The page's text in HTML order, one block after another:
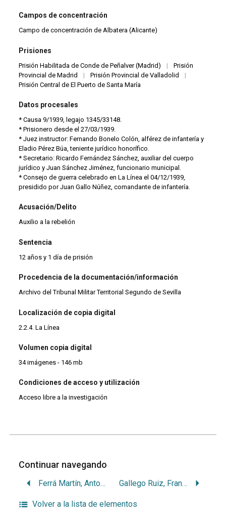
Campos de concentración
Campo de concentración de Albatera (Alicante)
Prisiones
Prisión Habilitada de Conde de Peñalver (Madrid) |
Prisión
Provincial de Madrid
| Prisión Provincial de Valladolid
|
Prisión Central de El Puerto de Santa María
Datos procesales
* Causa 9/1939, legajo 1345/33148.
* Prisionero desde el 27/03/1939.
* Juez instructor: Fernando Bonelo Colón, alférez de infantería y
Eladio Pérez Búa, teniente jurídico honorífico.
* Secretario: Ricardo Fernández Sánchez, auxiliar del cuerpo
jurídico y Juan Sánchez Jiménez, funcionario municipal.
* Consejo de guerra celebrado en La Línea el 04/12/1939,
presidido por Juan Gallo Núñez, comandante de infantería.
Acusación/Delito
Auxilio a la rebelión
Sentencia
12 años y 1 día de prisión
Procedencia de la documentación/información
Archivo del Tribunal Militar Territorial Segundo de Sevilla
Localización de copia digital
2.2.4. La Línea
Volumen copia digital
34 imágenes - 146 mb
Condiciones de acceso y utilización
Acceso libre a la investigación
Continuar navegando
Ferrá Martín, Antonio Gallego Ruiz, Francisco
Volver a la lista de elementos